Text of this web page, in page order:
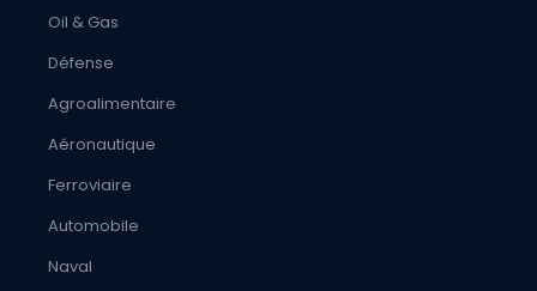
Oil & Gas
Défense
Agroalimentaire
Aéronautique
Ferroviaire
Automobile
Naval